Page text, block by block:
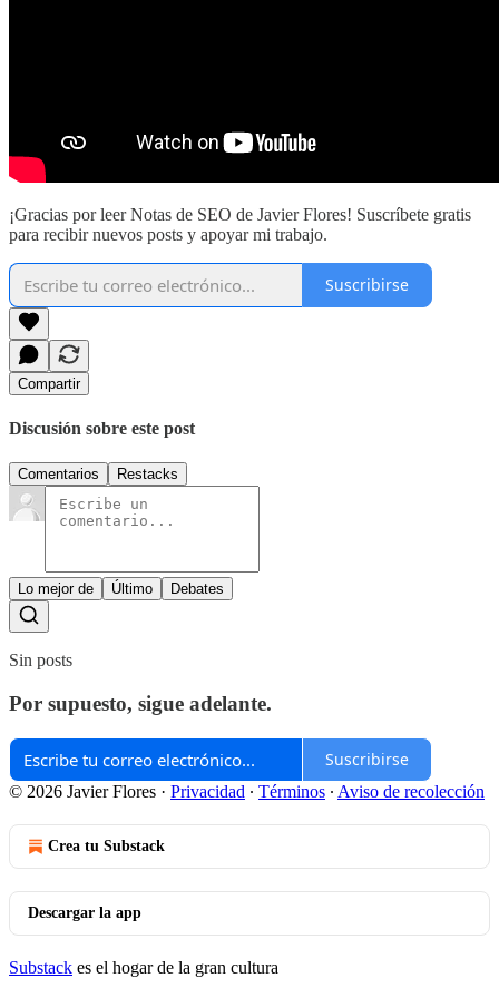
¡Gracias por leer Notas de SEO de Javier Flores! Suscríbete gratis
para recibir nuevos posts y apoyar mi trabajo.
Suscribirse
Compartir
Discusión sobre este post
Comentarios Restacks
Lo mejor de Último Debates
Sin posts
Por supuesto, sigue adelante.
Suscribirse
© 2026 Javier Flores · Privacidad ∙ Términos ∙ Aviso de recolección
Crea tu Substack
Descargar la app
Substack es el hogar de la gran cultura